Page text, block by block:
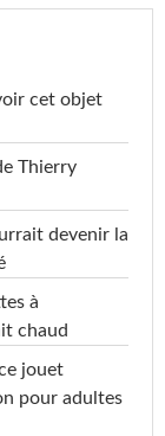
cet objet
Thierry
devenir la
à
chaud
jouet
pour adultes